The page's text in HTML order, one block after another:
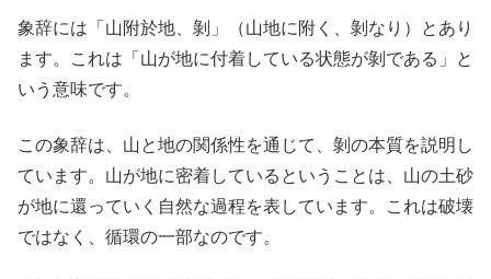
象辞には「山附於地、剝」（山地に附く、剝なり）とあり
ます。これは「山が地に付着している状態が剝である」と
いう意味です。
この象辞は、山と地の関係性を通じて、剝の本質を説明し
ています。山が地に密着しているということは、山の土砂
が地に還っていく自然な過程を表しています。これは破壊
ではなく、循環の一部なのです。